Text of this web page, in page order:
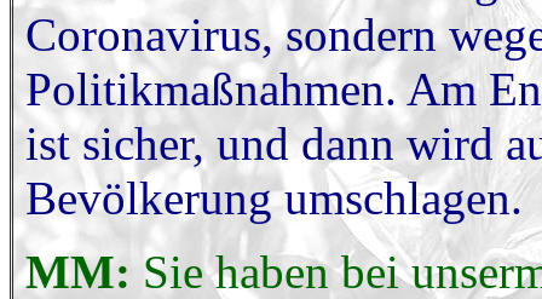
Coronavirus, sondern
Politikmaßnahmen. Am
ist sicher, und dann wird
Bevölkerung umschlagen.
MM: Sie haben bei